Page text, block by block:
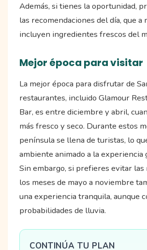
Además, si tienes la oportunidad,
las recomendaciones del día, que a
incluyen ingredientes frescos del
Mejor época para visitar
La mejor época para disfrutar de
restaurantes, incluido Glamour
Bar, es entre diciembre y abril,
más fresco y seco. Durante estos
península se llena de turistas, lo
ambiente animado a la experiencia
Sin embargo, si prefieres evitar las
los meses de mayo a noviembre
una experiencia tranquila, aunque
probabilidades de lluvia.
CONTINÚA TU PLAN